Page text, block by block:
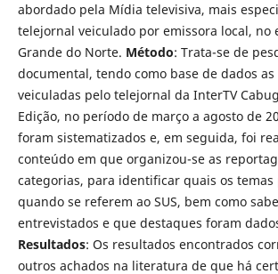
abordado pela Mídia televisiva, mais
telejornal veiculado por emissora local, no
Grande do Norte. Método: Trata-se de
documental, tendo como base de dados
veiculadas pelo telejornal da InterTV
Edição, no período de março a agosto de
foram sistematizados e, em seguida, foi
conteúdo em que organizou-se as
categorias, para identificar quais os
quando se referem ao SUS, bem como
entrevistados e que destaques foram
Resultados: Os resultados encontrados
outros achados na literatura de que há